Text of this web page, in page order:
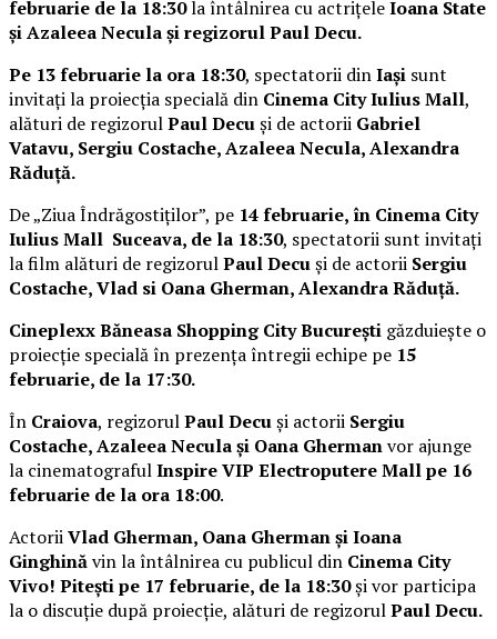
februarie de la 18:30la întâlnirea cu actrițeleIoana State
și Azaleea Necula și regizorul Paul Decu.
Pe 13 februarie la ora 18:30, spectatorii dinIași sunt
invitați la proiecția specială din Cinema City Iulius Mall,
alături de regizorulPaul Decuși de actorii Gabriel
Vatavu, Sergiu Costache, Azaleea Necula, Alexandra
Răduță.
De „Ziua Îndrăgostiților”, pe 14 februarie, în Cinema City
Iulius Mall Suceava, de la 18:30, spectatorii sunt invitați
la film alături de regizorulPaul Decuși de actorii Sergiu
Costache, Vlad si Oana Gherman, Alexandra Răduță.
Cineplexx Băneasa Shopping City București găzduiește o
proiecție specială în prezența întregii echipe pe 15
februarie, de la 17:30.
În Craiova, regizorulPaul Decuși actorii Sergiu
Costache, Azaleea Necula și Oana Ghermanvor ajunge
la cinematografulInspire VIP Electroputere Mall pe 16
februarie de la ora 18:00.
ActoriiVlad Gherman, Oana Gherman și Ioana
Ginghinăvin la întâlnirea cu publicul din Cinema City
Vivo! Pitești pe 17 februarie, de la 18:30și vor participa
la o discuție după proiecție, alături de regizorulPaul Decu.